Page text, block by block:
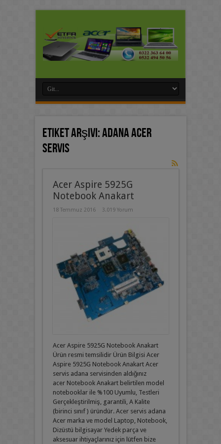
Etiket Arşivi:adana Acer
servis
Acer Aspire 5925G
Notebook Anakart
18 Temmuz 2016 3.019 Yorum
Acer Aspire 5925G Notebook Anakart
Ürün resmi temsilidir Ürün Bilgisi Acer
Aspire 5925G Notebook Anakart Acer
servis adana servisinden aldığınız
acer Notebook Anakart belirtilen model
notebooklar ile %100 Uyumlu, Testleri
Gerçekleştirilmiş, garantili, A Kalite
(birinci sınıf ) üründür. Acer servis adana
Acer marka ve model Laptop, Notebook,
Dizüstü bilgisayar Yedek parça ve
aksesuar ihtiyaçlarınız için lütfen bize